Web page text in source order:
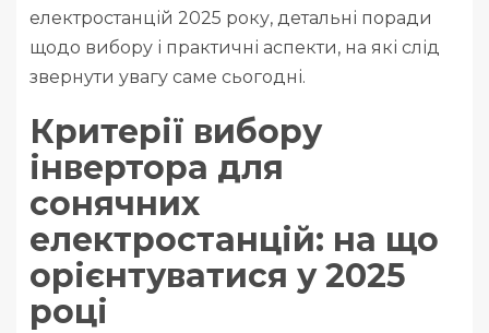
електростанцій 2025 року, детальні поради
щодо вибору і практичні аспекти, на які слід
звернути увагу саме сьогодні.
Критерії вибору
інвертора для
сонячних
електростанцій: на що
орієнтуватися у 2025
році